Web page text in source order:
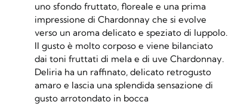
uno sfondo fruttato, floreale e una prima
impressione di Chardonnay che si evolve
verso un aroma delicato e speziato di luppolo.
Il gusto è molto corposo e viene bilanciato
dai toni fruttati di mela e di uve Chardonnay.
Deliria ha un raffinato, delicato retrogusto
amaro e lascia una splendida sensazione di
gusto arrotondato in bocca